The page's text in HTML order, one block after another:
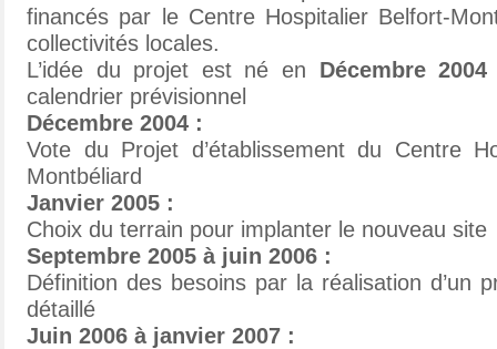
financés par le Centre Hospitalier Belfort-
collectivités locales.
L’idée du projet est né en Décembre
calendrier prévisionnel
Décembre 2004 :
Vote du Projet d’établissement du Centre
Montbéliard
Janvier 2005 :
Choix du terrain pour implanter le nouveau site
Septembre 2005 à juin 2006 :
Définition des besoins par la réalisation d’un
détaillé
Juin 2006 à janvier 2007 :